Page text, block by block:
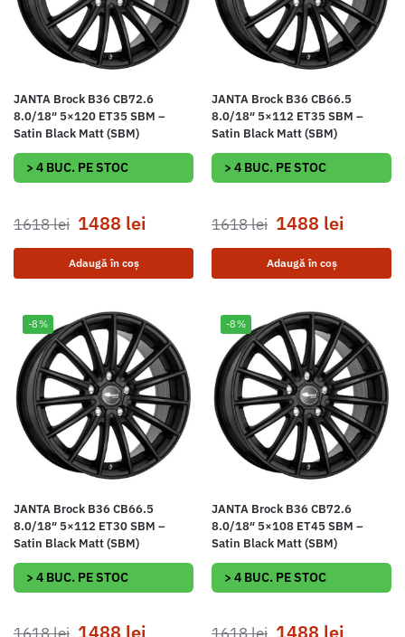
JANTA Brock B36 CB72.6
8.0/18″ 5×120 ET35 SBM –
Satin Black Matt (SBM)
> 4 BUC. PE STOC
1618lei 1488 lei
Adaugă în coș
JANTA Brock B36 CB66.5
8.0/18″ 5×112 ET35 SBM –
Satin Black Matt (SBM)
> 4 BUC. PE STOC
1618lei 1488 lei
Adaugă în coș
-8%
JANTA Brock B36 CB66.5
8.0/18″ 5×112 ET30 SBM –
Satin Black Matt (SBM)
> 4 BUC. PE STOC
1488 lei
-8%
JANTA Brock B36 CB72.6
8.0/18″ 5×108 ET45 SBM –
Satin Black Matt (SBM)
> 4 BUC. PE STOC
1488 lei